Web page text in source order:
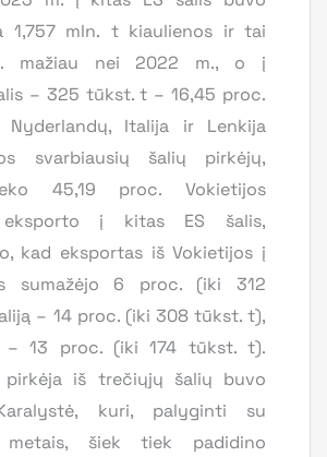
1,757 mln. t kiaulienos ir tai
mažiau nei 2022 m., o į
– 325 tūkst. t – 16,45 proc.
Nyderlandų, Italija ir Lenkija
svarbiausių šalių pirkėjų,
45,19 proc. Vokietijos
eksporto į kitas ES šalis,
kad eksportas iš Vokietijos į
sumažėjo 6 proc. (iki 312
– 14 proc. (iki 308 tūkst. t),
13 proc. (iki 174 tūkst. t).
pirkėja iš trečiųjų šalių buvo
kuri, palyginti su
metais, šiek tiek padidino